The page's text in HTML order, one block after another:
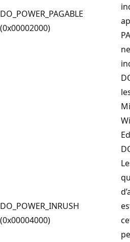
DO_POWER_PAGABLE
(0x00002000)
DO_POWER_INRUSH
(0x00004000)